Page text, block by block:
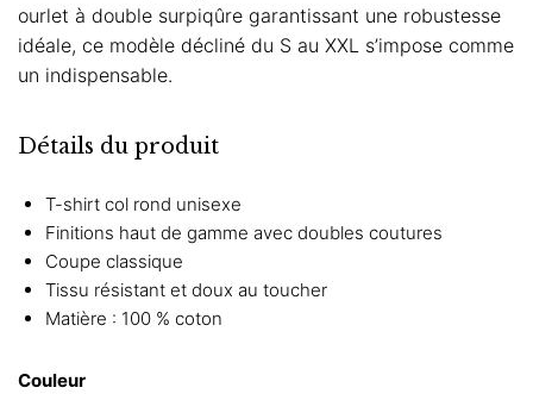
ourlet à double surpiqûre garantissant une robustesse
idéale, ce modèle décliné du S au XXL s’impose comme
un indispensable.
Détails du produit
T-shirt col rond unisexe
Finitions haut de gamme avec doubles coutures
Coupe classique
Tissu résistant et doux au toucher
Matière : 100 % coton
Couleur